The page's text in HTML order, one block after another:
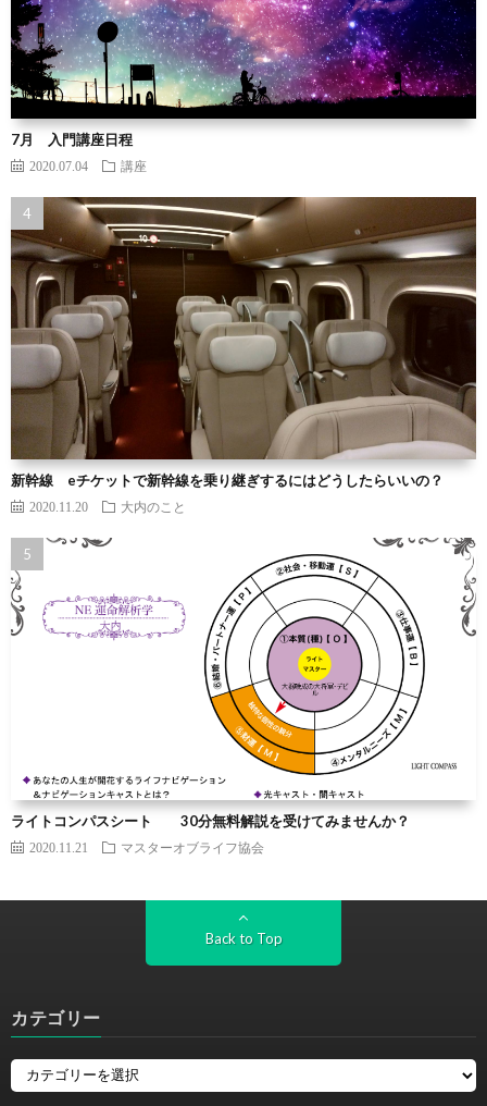
7月 入門講座日程
2020.07.04 講座
新幹線 eチケットで新幹線を乗り継ぎするにはどうしたらいいの？
2020.11.20 大内のこと
ライトコンパスシート 30分無料解説を受けてみませんか？
2020.11.21 マスターオブライフ協会
Back to Top
カテゴリー